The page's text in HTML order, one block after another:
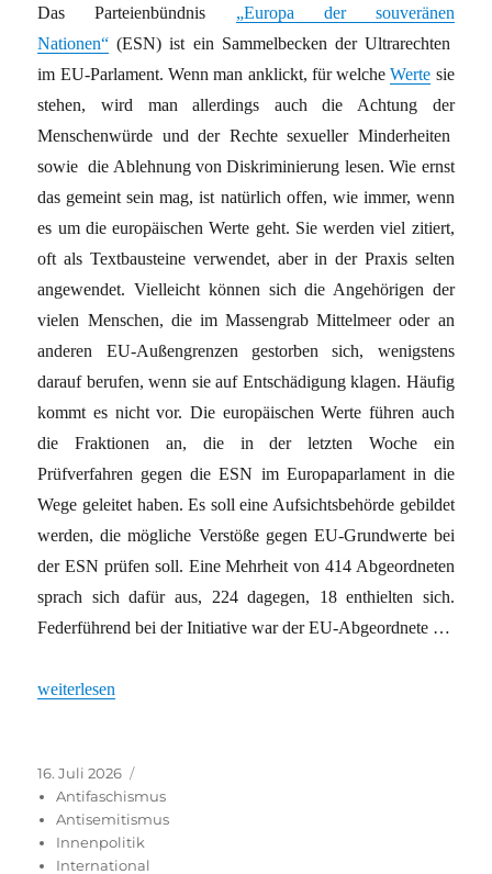
Das Parteienbündnis „Europa der souveränen
Nationen“ (ESN) ist ein Sammelbecken der Ultrarechten
im EU-Parlament. Wenn man anklickt, für welcheWerte sie
stehen, wird man allerdings auch die Achtung der
Menschenwürde und der Rechte sexueller Minderheiten
sowie die Ablehnung von Diskriminierung lesen. Wie ernst
das gemeint sein mag, ist natürlich offen, wie immer, wenn
es um die europäischen Werte geht. Sie werden viel zitiert,
oft als Textbausteine verwendet, aber in der Praxis selten
angewendet. Vielleicht können sich die Angehörigen der
vielen Menschen, die im Massengrab Mittelmeer oder an
anderen EU-Außengrenzen gestorben sich, wenigstens
darauf berufen, wenn sie auf Entschädigung klagen. Häufig
kommt es nicht vor. Die europäischen Werte führen auch
die Fraktionen an, die in der letzten Woche ein
Prüfverfahren gegen die ESN im Europaparlament in die
Wege geleitet haben. Es soll eine Aufsichtsbehörde gebildet
werden, die mögliche Verstöße gegen EU-Grundwerte bei
der ESN prüfen soll. Eine Mehrheit von 414 Abgeordneten
sprach sich dafür aus, 224 dagegen, 18 enthielten sich.
Federführend bei der Initiative war der EU-Abgeordnete …
„Geldentzug, Teilverbot oder doch gleich koalieren“
weiterlesen
Veröffentlicht
am
16. Juli 2026
Antifaschismus
Antisemitismus
Innenpolitik
International